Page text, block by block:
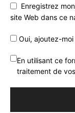
Enregistrez
site Web dans ce
Oui, ajoutez-
En utilisant ce
traitement de